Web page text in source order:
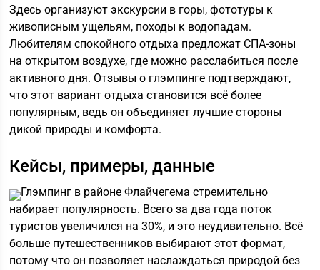
Здесь организуют экскурсии в горы, фототуры к
живописным ущельям, походы к водопадам.
Любителям спокойного отдыха предложат СПА-зоны
на открытом воздухе, где можно расслабиться после
активного дня. Отзывы о глэмпинге подтверждают,
что этот вариант отдыха становится всё более
популярным, ведь он объединяет лучшие стороны
дикой природы и комфорта.
Кейсы, примеры, данные
Глэмпинг в районе Флайчегема стремительно
набирает популярность. Всего за два года поток
туристов увеличился на 30%, и это неудивительно. Всё
больше путешественников выбирают этот формат,
потому что он позволяет наслаждаться природой без